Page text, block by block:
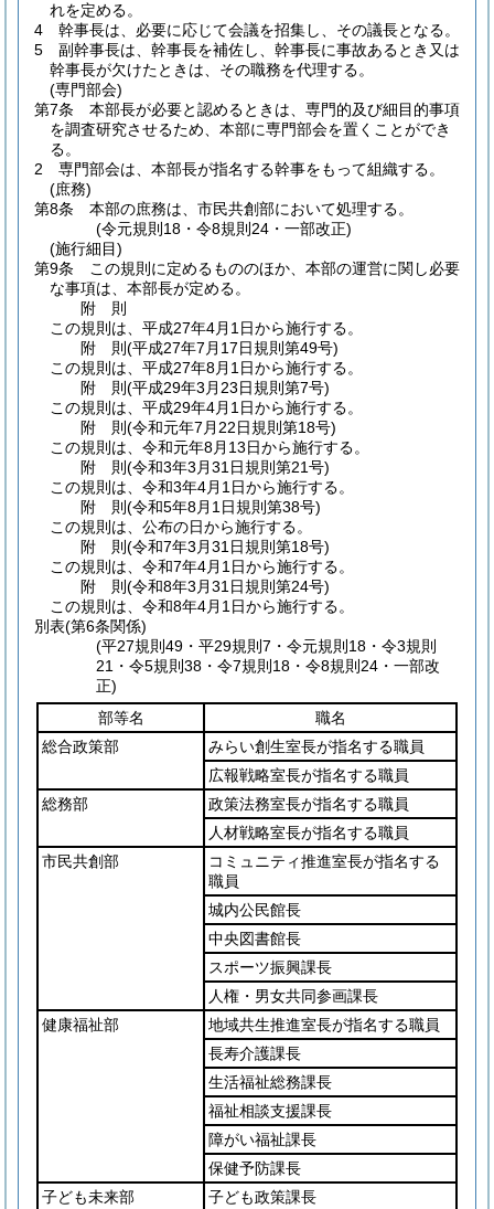
れを定める。
4
幹事長は、必要に応じて会議を招集し、その議長となる。
5
副幹事長は、幹事長を補佐し、幹事長に事故あるとき又は
幹事長が欠けたときは、その職務を代理する。
(専門部会)
第7条
本部長が必要と認めるときは、専門的及び細目的事項
を調査研究させるため、本部に専門部会を置くことができ
る。
2
専門部会は、本部長が指名する幹事をもって組織する。
(庶務)
第8条
本部の庶務は、市民共創部において処理する。
(令元規則18・令8規則24・一部改正)
(施行細目)
第9条
この規則に定めるもののほか、本部の運営に関し必要
な事項は、本部長が定める。
附 則
この規則は、平成27年4月1日から施行する。
附 則(平成27年7月17日規則第49号)
この規則は、平成27年8月1日から施行する。
附 則(平成29年3月23日規則第7号)
この規則は、平成29年4月1日から施行する。
附 則(令和元年7月22日規則第18号)
この規則は、令和元年8月13日から施行する。
附 則(令和3年3月31日規則第21号)
この規則は、令和3年4月1日から施行する。
附 則(令和5年8月1日規則第38号)
この規則は、公布の日から施行する。
附 則(令和7年3月31日規則第18号)
この規則は、令和7年4月1日から施行する。
附 則(令和8年3月31日規則第24号)
この規則は、令和8年4月1日から施行する。
別表(第6条関係)
(平27規則49・平29規則7・令元規則18・令3規則
21・令5規則38・令7規則18・令8規則24・一部改
正)
部等名
職名
総合政策部
みらい創生室長が指名する職員
広報戦略室長が指名する職員
総務部
政策法務室長が指名する職員
人材戦略室長が指名する職員
市民共創部
コミュニティ推進室長が指名する
職員
城内公民館長
中央図書館長
スポーツ振興課長
人権・男女共同参画課長
健康福祉部
地域共生推進室長が指名する職員
長寿介護課長
生活福祉総務課長
福祉相談支援課長
障がい福祉課長
保健予防課長
子ども未来部
子ども政策課長